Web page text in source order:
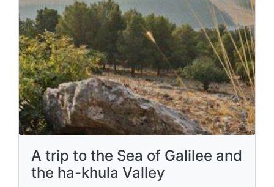
A trip to the Sea of ​​Galilee and
the ha-khula Valley